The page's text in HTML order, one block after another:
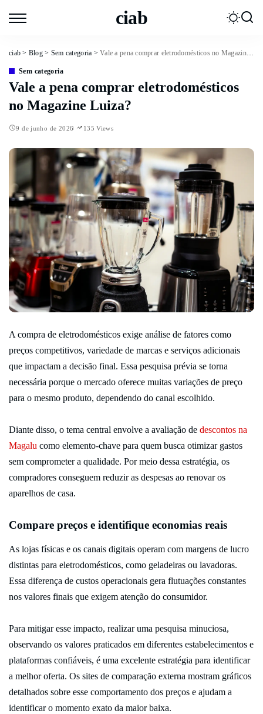
ciab
ciab > Blog > Sem categoria >Vale a pena comprar eletrodomésticos no Magazine Luiza?
Sem categoria
Vale a pena comprar eletrodomésticos
no Magazine Luiza?
9 de junho de 2026 135 Views
A compra de eletrodomésticos exige análise de fatores como
preços competitivos, variedade de marcas e serviços adicionais
que impactam a decisão final. Essa pesquisa prévia se torna
necessária porque o mercado oferece muitas variações de preço
para o mesmo produto, dependendo do canal escolhido.
Diante disso, o tema central envolve a avaliação de descontos na
Magalu como elemento-chave para quem busca otimizar gastos
sem comprometer a qualidade. Por meio dessa estratégia, os
compradores conseguem reduzir as despesas ao renovar os
aparelhos de casa.
Compare preços e identifique economias reais
As lojas físicas e os canais digitais operam com margens de lucro
distintas para eletrodomésticos, como geladeiras ou lavadoras.
Essa diferença de custos operacionais gera flutuações constantes
nos valores finais que exigem atenção do consumidor.
Para mitigar esse impacto, realizar uma pesquisa minuciosa,
observando os valores praticados em diferentes estabelecimentos e
plataformas confiáveis, é uma excelente estratégia para identificar
a melhor oferta. Os sites de comparação externa mostram gráficos
detalhados sobre esse comportamento dos preços e ajudam a
identificar o momento exato da maior baixa.